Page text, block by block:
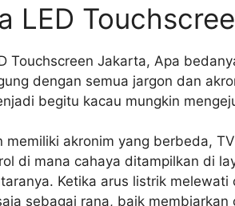
LED
Touchscreen Jakarta, Apa
dengan semua jargon dan
begitu kacau mungkin
memiliki akronim yang berbeda,
di mana cahaya ditampilkan di
Ketika arus listrik
sebagai rana, baik